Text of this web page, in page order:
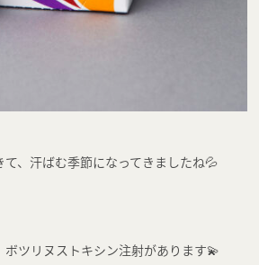
、汗ばむ季節になってきましたね💦
ボツリヌストキシン注射があります💫